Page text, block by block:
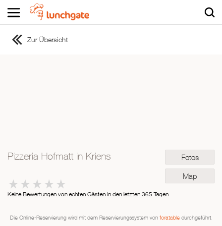
ZUR STARTSEITE
Mexikanisch
Zur Übersicht
Fotos
Map
Pizzeria Hofmatt in Kriens
Keine Bewertungen von echten Gästen in den letzten 365 Tagen
Die Online-Reservierung wird mit dem Reservierungssystem von foratabledurchgeführt.